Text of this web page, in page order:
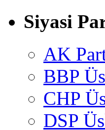
Siyasi
AK
BBP
CHP
DSP